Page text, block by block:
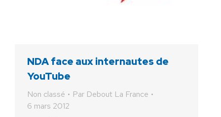
NDA face aux internautes de
YouTube
Non classé Par Debout La France
6 mars 2012